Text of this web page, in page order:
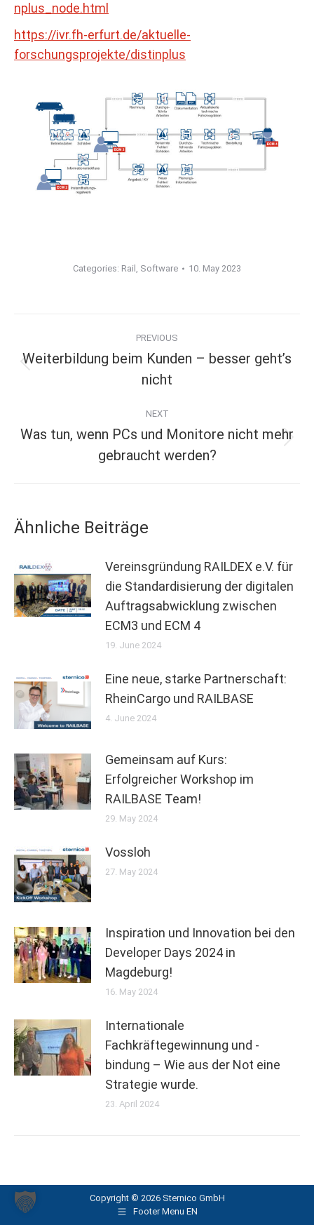
nplus_node.html
https://ivr.fh-erfurt.de/aktuelle-
forschungsprojekte/distinplus
Categories: Rail , Software 10. May 2023
navigation
PREVIOUS
post:
Weiterbildung beim Kunden – besser geht’s
nicht
NEXT
post:
Was tun, wenn PCs und Monitore nicht mehr
gebraucht werden?
Ähnliche Beiträge
Vereinsgründung RAILDEX e.V. für
die Standardisierung der digitalen
Auftragsabwicklung zwischen
ECM3 und ECM 4
19. June 2024
Eine neue, starke Partnerschaft:
RheinCargo und RAILBASE
4. June 2024
Gemeinsam auf Kurs:
Erfolgreicher Workshop im
RAILBASE Team!
29. May 2024
Vossloh
27. May 2024
Inspiration und Innovation bei den
Developer Days 2024 in
Magdeburg!
16. May 2024
Internationale
Fachkräftegewinnung und -
bindung – Wie aus der Not eine
Strategie wurde.
23. April 2024
Copyright © 2026 Sternico GmbH
Footer Menu EN